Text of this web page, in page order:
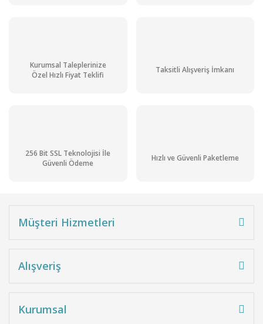
Kurumsal Taleplerinize
Özel Hızlı Fiyat Teklifi
Taksitli Alışveriş İmkanı
256 Bit SSL Teknolojisi İle
Güvenli Ödeme
Hızlı ve Güvenli Paketleme
Müşteri Hizmetleri
Alışveriş
Kurumsal